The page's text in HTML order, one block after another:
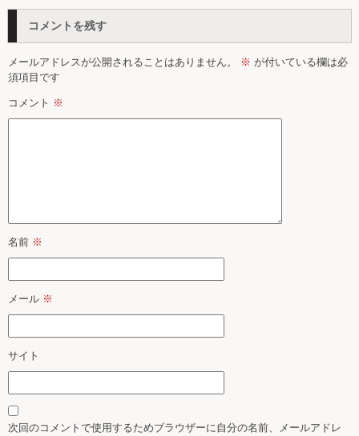
コメントを残す
メールアドレスが公開されることはありません。 ※ が付いている欄は必
須項目です
コメント ※
名前 ※
メール ※
サイト
次回のコメントで使用するためブラウザーに自分の名前、メールアドレ